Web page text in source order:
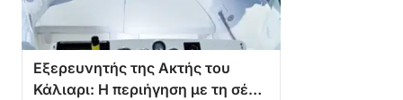
Εξερευνητής της Ακτής του
Κάλιαρι: Η περιήγηση με τη σέλα